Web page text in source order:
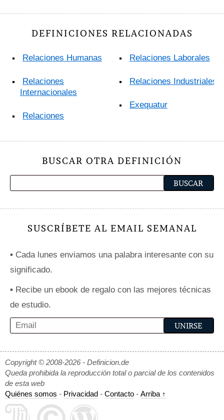
DEFINICIONES RELACIONADAS
Relaciones Humanas
Relaciones
Internacionales
Relaciones
Relaciones Laborales
Relaciones Industriales
Exequatur
BUSCAR OTRA DEFINICIÓN
SUSCRÍBETE AL EMAIL SEMANAL
• Cada lunes enviamos una palabra interesante con su
significado.
• Recibe un ebook de regalo con las mejores técnicas
de estudio.
Copyright © 2008-2026 - Definicion.de
Queda prohibida la reproducción total o parcial de los contenidos
de esta web
Quiénes somos - Privacidad - Contacto - Arriba ↑